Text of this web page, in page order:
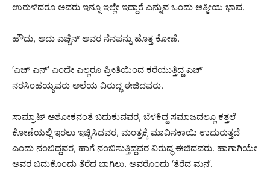
ಉರುಳಿದರೂ ಅವರು ಇನ್ನೂ ಇಲ್ಲೇ ಇದ್ದಾರೆ ಎನ್ನುವ ಒಂದು ಆತ್ಮೀಯ ಭಾವ.
ಹೌದು, ಅದು ಎಚ್ಚೆನ್ ಅವರ ನೆನಪನ್ನು ಹೊತ್ತ ಕೋಣೆ.
‘ಎಚ್ ಎನ್’ ಎಂದೇ ಎಲ್ಲರೂ ಪ್ರೀತಿಯಿಂದ ಕರೆಯುತ್ತಿದ್ದ ಎಚ್
ನರಸಿಂಹಯ್ಯವರು ಅಲೆಯ ವಿರುದ್ಧ ಈಜಿದವರು.
ಸಾಮ್ರಾಟ್ ಅಶೋಕನಂತೆ ಬದುಕುವವರ, ಬೆಳಕಿದ್ದ ಸಮಾಜದಲ್ಲೂ ಕತ್ತಲೆ
ಕೋಣೆಯಲ್ಲಿ ಇರಲು ಇಚ್ಚಿಸಿದವರ, ಮಂತ್ರಕ್ಕೆ ಮಾವಿನಕಾಯಿ ಉದುರುತ್ತದೆ
ಎಂದು ನಂಬಿದ್ದವರ, ಹಾಗೆ ನಂಬಿಸುತ್ತಿದ್ದವರ ವಿರುದ್ಧ ಈಜಿದವರು. ಹಾಗಾಗಿಯೇ
ಅವರ ಬದುಕೊಂದು ತೆರೆದ ಬಾಗಿಲು. ಅವರೊಂದು ‘ತೆರೆದ ಮನ’.